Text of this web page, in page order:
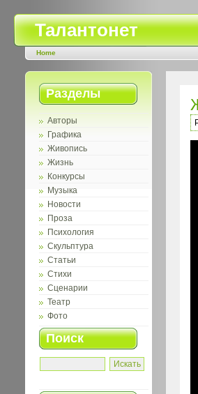
Талантонет
Home
Разделы
Авторы
Графика
Живопись
Жизнь
Конкурсы
Музыка
Новости
Проза
Психология
Скульптура
Статьи
Стихи
Сценарии
Театр
Фото
Поиск